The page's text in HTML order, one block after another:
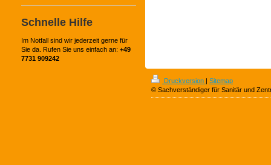
Schnelle Hilfe
Im Notfall sind wir jederzeit gerne für
Sie da. Rufen Sie uns einfach an: +49
7731 909242
Druckversion | Sitemap
© Sachverständiger für Sanitär und